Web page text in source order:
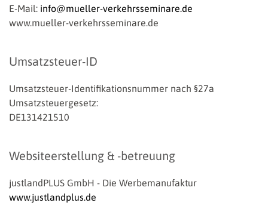
E-Mail: info@mueller-verkehrsseminare.de
www.mueller-verkehrsseminare.de
Umsatzsteuer-ID
Umsatzsteuer-Identifikationsnummer nach §27a
Umsatzsteuergesetz:
DE131421510
Websiteerstellung & -betreuung
justlandPLUS GmbH - Die Werbemanufaktur
www.justlandplus.de